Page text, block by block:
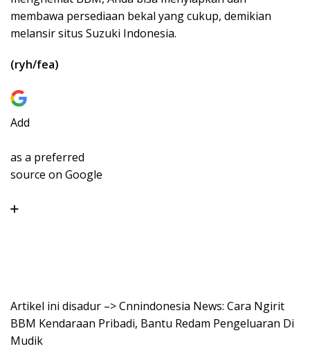
membawa persediaan bekal yang cukup, demikian
melansir situs Suzuki Indonesia.
(ryh/fea)
Add
as a preferred
source on Google
Artikel ini disadur –> Cnnindonesia News: Cara Ngirit
BBM Kendaraan Pribadi, Bantu Redam Pengeluaran Di
Mudik